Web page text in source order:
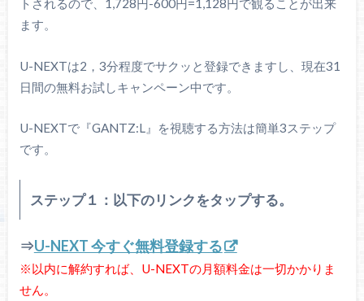
トされるので、1,728円-600円=1,128円で観ることが出来
ます。
U-NEXTは2，3分程度でサクッと登録できますし、現在31
日間の無料お試しキャンペーン中です。
U-NEXTで『GANTZ:L』を視聴する方法は簡単3ステップ
です。
ステップ１：以下のリンクをタップする。
⇒U-NEXT 今すぐ無料登録する
※以内に解約すれば、U-NEXTの月額料金は一切かかりま
せん。